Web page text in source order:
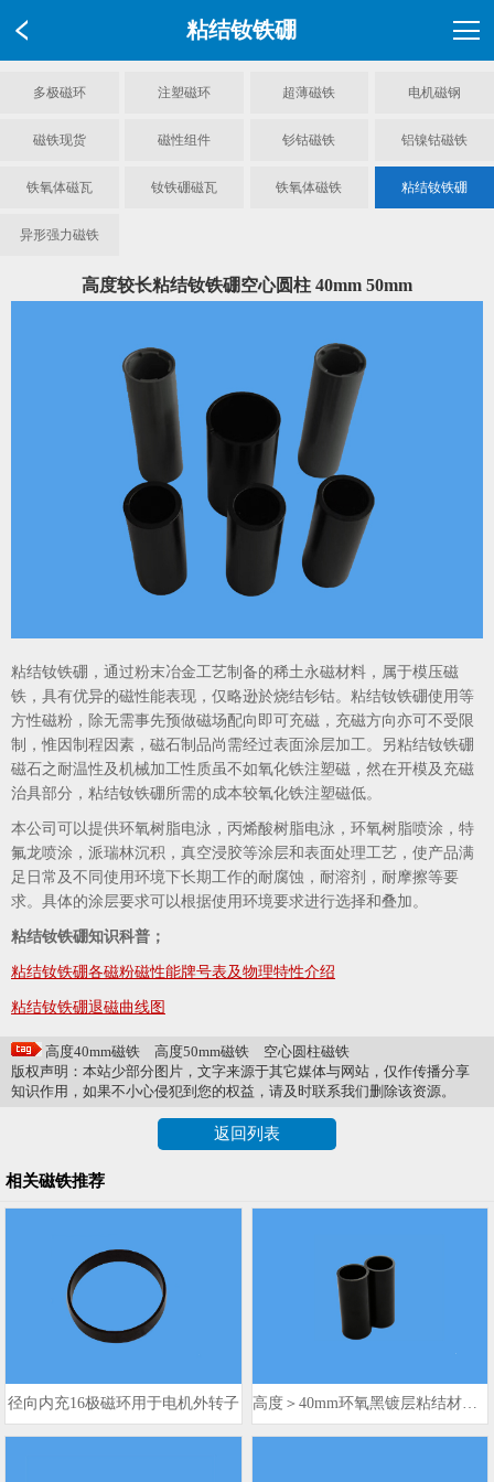
粘结钕铁硼
多极磁环 注塑磁环 超薄磁铁 电机磁钢
磁铁现货 磁性组件 钐钴磁铁 铝镍钴磁铁
铁氧体磁瓦 钕铁硼磁瓦 铁氧体磁铁 粘结钕铁硼
异形强力磁铁
高度较长粘结钕铁硼空心圆柱 40mm 50mm
粘结钕铁硼，通过粉末冶金工艺制备的稀土永磁材料，属于模压磁
铁，具有优异的磁性能表现，仅略逊於烧结钐钴。粘结钕铁硼使用等
方性磁粉，除无需事先预做磁场配向即可充磁，充磁方向亦可不受限
制，惟因制程因素，磁石制品尚需经过表面涂层加工。另粘结钕铁硼
磁石之耐温性及机械加工性质虽不如氧化铁注塑磁，然在开模及充磁
治具部分，粘结钕铁硼所需的成本较氧化铁注塑磁低。
本公司可以提供环氧树脂电泳，丙烯酸树脂电泳，环氧树脂喷涂，特
氟龙喷涂，派瑞林沉积，真空浸胶等涂层和表面处理工艺，使产品满
足日常及不同使用环境下长期工作的耐腐蚀，耐溶剂，耐摩擦等要
求。具体的涂层要求可以根据使用环境要求进行选择和叠加。
粘结钕铁硼知识科普；
粘结钕铁硼各磁粉磁性能牌号表及物理特性介绍
粘结钕铁硼退磁曲线图
高度40mm磁铁 高度50mm磁铁
空心圆柱磁铁
版权声明：本站少部分图片，文字来源于其它媒体与网站，仅作传播分享
知识作用，如果不小心侵犯到您的权益，请及时联系我们删除该资源。
返回列表
相关磁铁推荐
径向内充16极磁环用于电机外转子 高度＞40mm环氧黑镀层粘结材质PM电机转子磁环